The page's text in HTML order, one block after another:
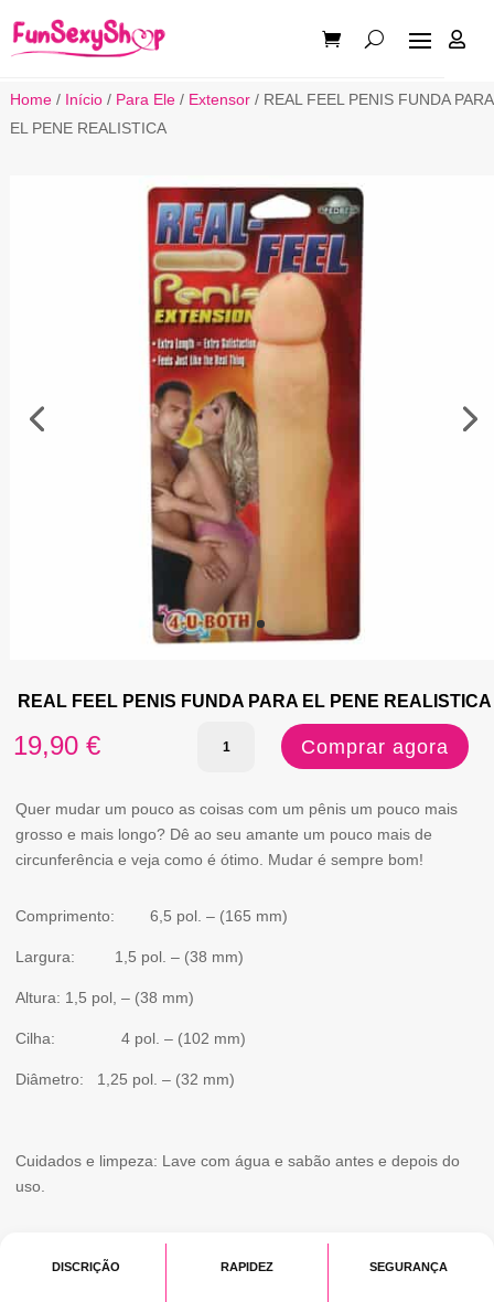

Home/ Início/ Para Ele/ Extensor/ REAL FEEL PENIS FUNDA PARA
EL PENE REALISTICA
REAL FEEL PENIS FUNDA PARA EL PENE REALISTICA
19,90 €
Quantidade
REAL
FEEL
FUNDA
PARA
Comprar agora
Quer mudar um pouco as coisas com um pênis um pouco mais
grosso e mais longo? Dê ao seu amante um pouco mais de
circunferência e veja como é ótimo. Mudar é sempre bom!
Comprimento: 6,5 pol. – (165 mm)
Largura: 1,5 pol. – (38 mm)
Altura: 1,5 pol, – (38 mm)
Cilha: 4 pol. – (102 mm)
Diâmetro: 1,25 pol. – (32 mm)
Cuidados e limpeza: Lave com água e sabão antes e depois do
uso.
DISCRIÇÃO RAPIDEZ SEGURANÇA